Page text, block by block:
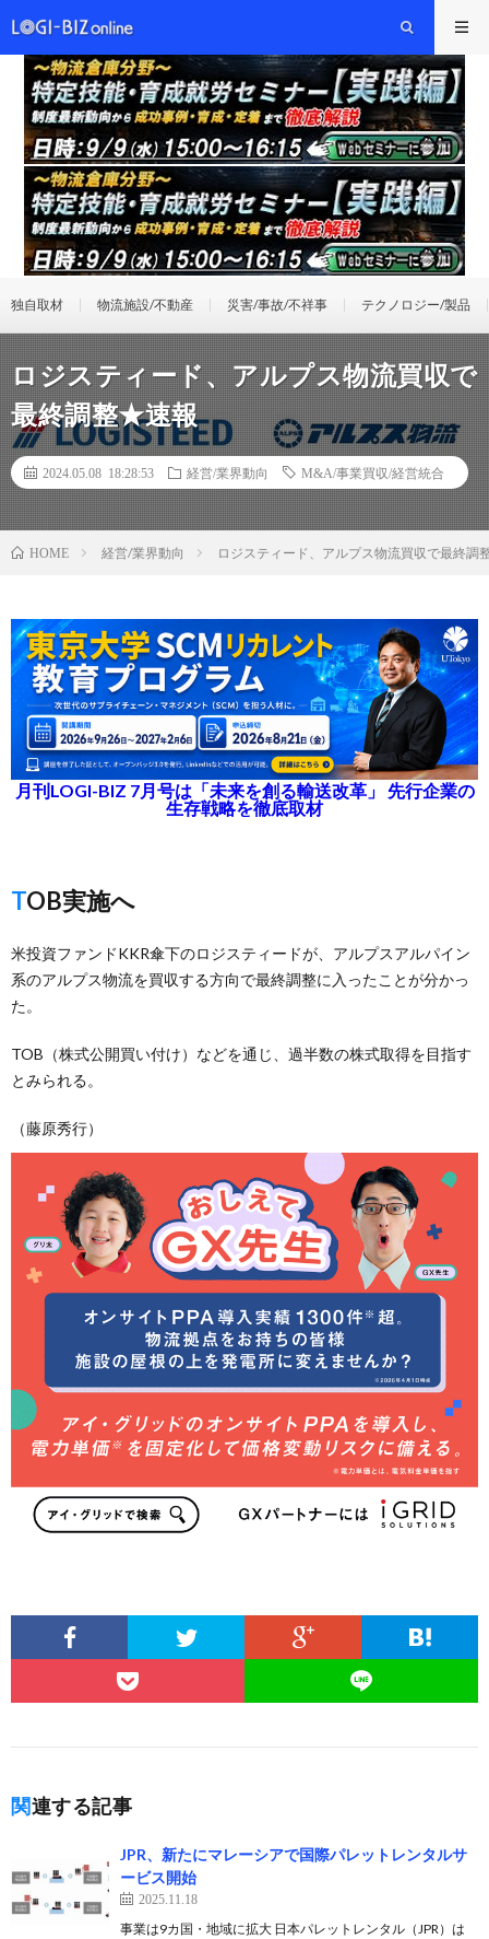
独自取材 物流施設/不動産 災害/事故/不祥事 テクノロジー/製品
ロジスティード、アルプス物流買収で
最終調整★速報
2024.05.08 18:28:53 経営/業界動向 M&A/事業買収/経営統合
HOME 経営/業界動向 ロジスティード、アルプス物流買収で最終調
月刊LOGI-BIZ 7月号は「未来を創る輸送改革」 先行企業の
生存戦略を徹底取材
TOB実施へ
米投資ファンドKKR傘下のロジスティードが、アルプスアルパイン
系のアルプス物流を買収する方向で最終調整に入ったことが分かっ
た。
TOB（株式公開買い付け）などを通じ、過半数の株式取得を目指す
とみられる。
（藤原秀行）
関連する記事
JPR、新たにマレーシアで国際パレットレンタルサ
ービス開始
2025.11.18
事業は9カ国・地域に拡大 日本パレットレンタル（JPR）は